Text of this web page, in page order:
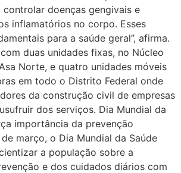
controlar doenças gengivais e
inflamatórios no corpo. Esses
para a saúde geral”, afirma.
duas unidades fixas, no Núcleo
Norte, e quatro unidades móveis
em todo o Distrito Federal onde
da construção civil de empresas
dos serviços. Dia Mundial da
importância da prevenção
março, o Dia Mundial da Saúde
a população sobre a
e dos cuidados diários com